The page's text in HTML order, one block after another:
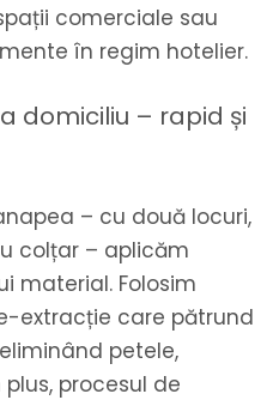
comerciale sau
în regim hotelier.
domiciliu – rapid și
– cu două locuri,
colțar – aplicăm
material. Folosim
extracție care pătrund
petele,
procesul de